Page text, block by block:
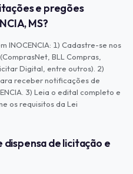
e pregões
MS?
INOCENCIA: 1) Cadastre-se nos
BLL Compras,
Digital, entre outros). 2)
receber notificações de
3) Leia o edital completo e
os requisitos da Lei
de licitação e